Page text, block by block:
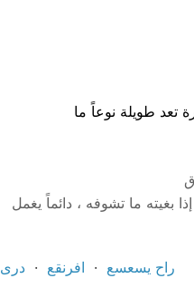
تعد طويلة نوعاً ما
بغيته ما تشوفه ، دائماً يغمل
راح يسعسع افرنقع درى